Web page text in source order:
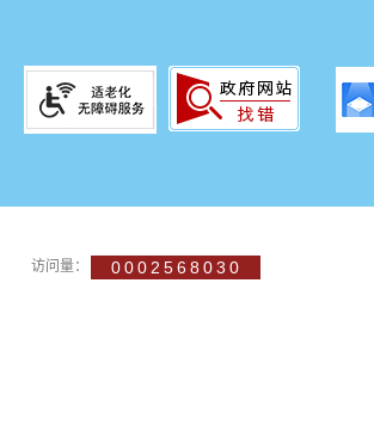
访问量： 0002568030